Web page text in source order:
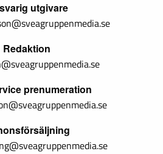
utgivare
Redaktion
prenumeration